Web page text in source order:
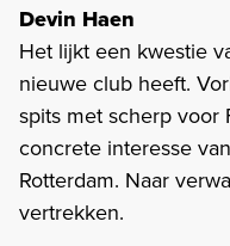
Devin Haen
Het lijkt een kwestie
nieuwe club heeft.
spits met scherp voor
concrete interesse
Rotterdam. Naar
vertrekken.